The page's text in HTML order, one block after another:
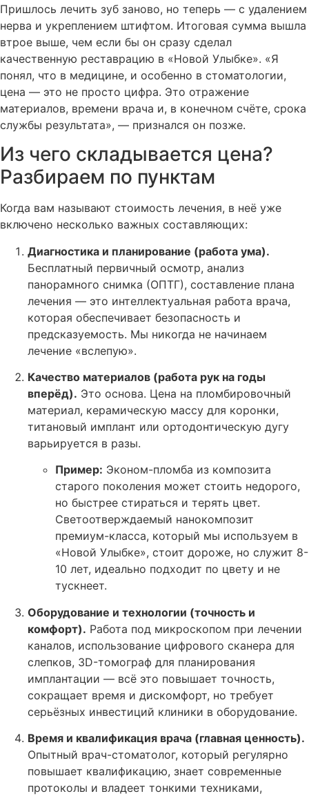
Пришлось лечить зуб заново, но теперь — с удалением
нерва и укреплением штифтом. Итоговая сумма вышла
втрое выше, чем если бы он сразу сделал
качественную реставрацию в «Новой Улыбке». «Я
понял, что в медицине, и особенно в стоматологии,
цена — это не просто цифра. Это отражение
материалов, времени врача и, в конечном счёте, срока
службы результата», — признался он позже.
Из чего складывается цена?
Разбираем по пунктам
Когда вам называют стоимость лечения, в неё уже
включено несколько важных составляющих:
Диагностика и планирование (работа ума).
Бесплатный первичный осмотр, анализ
панорамного снимка (ОПТГ), составление плана
лечения — это интеллектуальная работа врача,
которая обеспечивает безопасность и
предсказуемость. Мы никогда не начинаем
лечение «вслепую».
Качество материалов (работа рук на годы
вперёд). Это основа. Цена на пломбировочный
материал, керамическую массу для коронки,
титановый имплант или ортодонтическую дугу
варьируется в разы.
Пример: Эконом-пломба из композита
старого поколения может стоить недорого,
но быстрее стираться и терять цвет.
Светоотверждаемый нанокомпозит
премиум-класса, который мы используем в
«Новой Улыбке», стоит дороже, но служит 8-
10 лет, идеально подходит по цвету и не
тускнеет.
Оборудование и технологии (точность и
комфорт). Работа под микроскопом при лечении
каналов, использование цифрового сканера для
слепков, 3D-томограф для планирования
имплантации — всё это повышает точность,
сокращает время и дискомфорт, но требует
серьёзных инвестиций клиники в оборудование.
Время и квалификация врача (главная ценность).
Опытный врач-стоматолог, который регулярно
повышает квалификацию, знает современные
протоколы и владеет тонкими техниками,